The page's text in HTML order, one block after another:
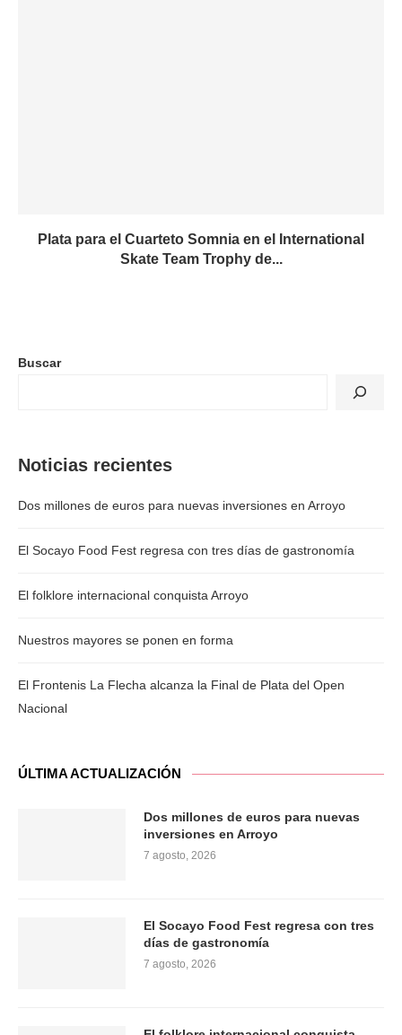
Plata para el Cuarteto Somnia en el International
Skate Team Trophy de...
Buscar
Noticias recientes
Dos millones de euros para nuevas inversiones en Arroyo
El Socayo Food Fest regresa con tres días de gastronomía
El folklore internacional conquista Arroyo
Nuestros mayores se ponen en forma
El Frontenis La Flecha alcanza la Final de Plata del Open
Nacional
ÚLTIMA ACTUALIZACIÓN
Dos millones de euros para nuevas
inversiones en Arroyo
7 agosto, 2026
El Socayo Food Fest regresa con tres
días de gastronomía
7 agosto, 2026